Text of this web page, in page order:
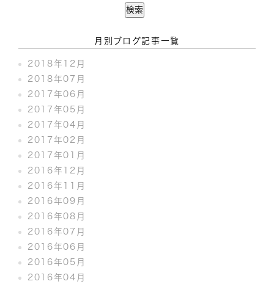
月別ブログ記事一覧
2018年12月
2018年07月
2017年06月
2017年05月
2017年04月
2017年02月
2017年01月
2016年12月
2016年11月
2016年09月
2016年08月
2016年07月
2016年06月
2016年05月
2016年04月